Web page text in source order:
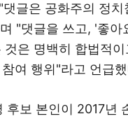
글은 공화주의 정치
"댓글을 쓰고, '좋아
것은 명백히 합법적
여 행위"라고 언급
후보 본인이 2017년